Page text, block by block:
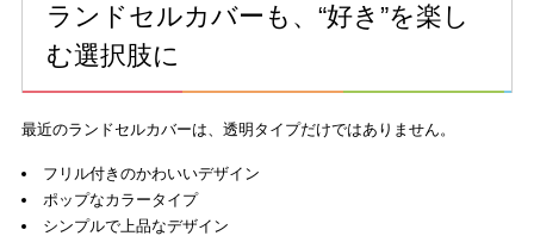
ランドセルカバーも、“好き”を楽し
む選択肢に
最近のランドセルカバーは、透明タイプだけではありません。
フリル付きのかわいいデザイン
ポップなカラータイプ
シンプルで上品なデザイン